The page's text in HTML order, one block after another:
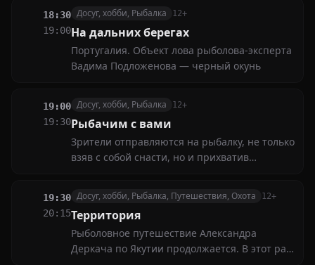
Спойлер: вы когда-нибудь видели, как
марлинов ловят руками в прыжке с
вертолёта?
18:30
19:00
Досуг, хобби, Рыбалка 12+
На дальних берегах
Португалия. Объект лова рыболова-эксперта
Вадима Подложенова — черный окунь
19:00
19:30
Досуг, хобби, Рыбалка 12+
Рыбачим с вами
Зрители отправляются на рыбалку, не только
взяв с собой снасти, но и прихватив
снятые рыболовами-профессионалами и
кинематографистами-любителями
19:30
20:15
Досуг, хобби, Рыбалка, Путешествия, Охота 12+
Территория
Рыболовное путешествие Александра
Деркача по Якутии продолжается. В этот раз